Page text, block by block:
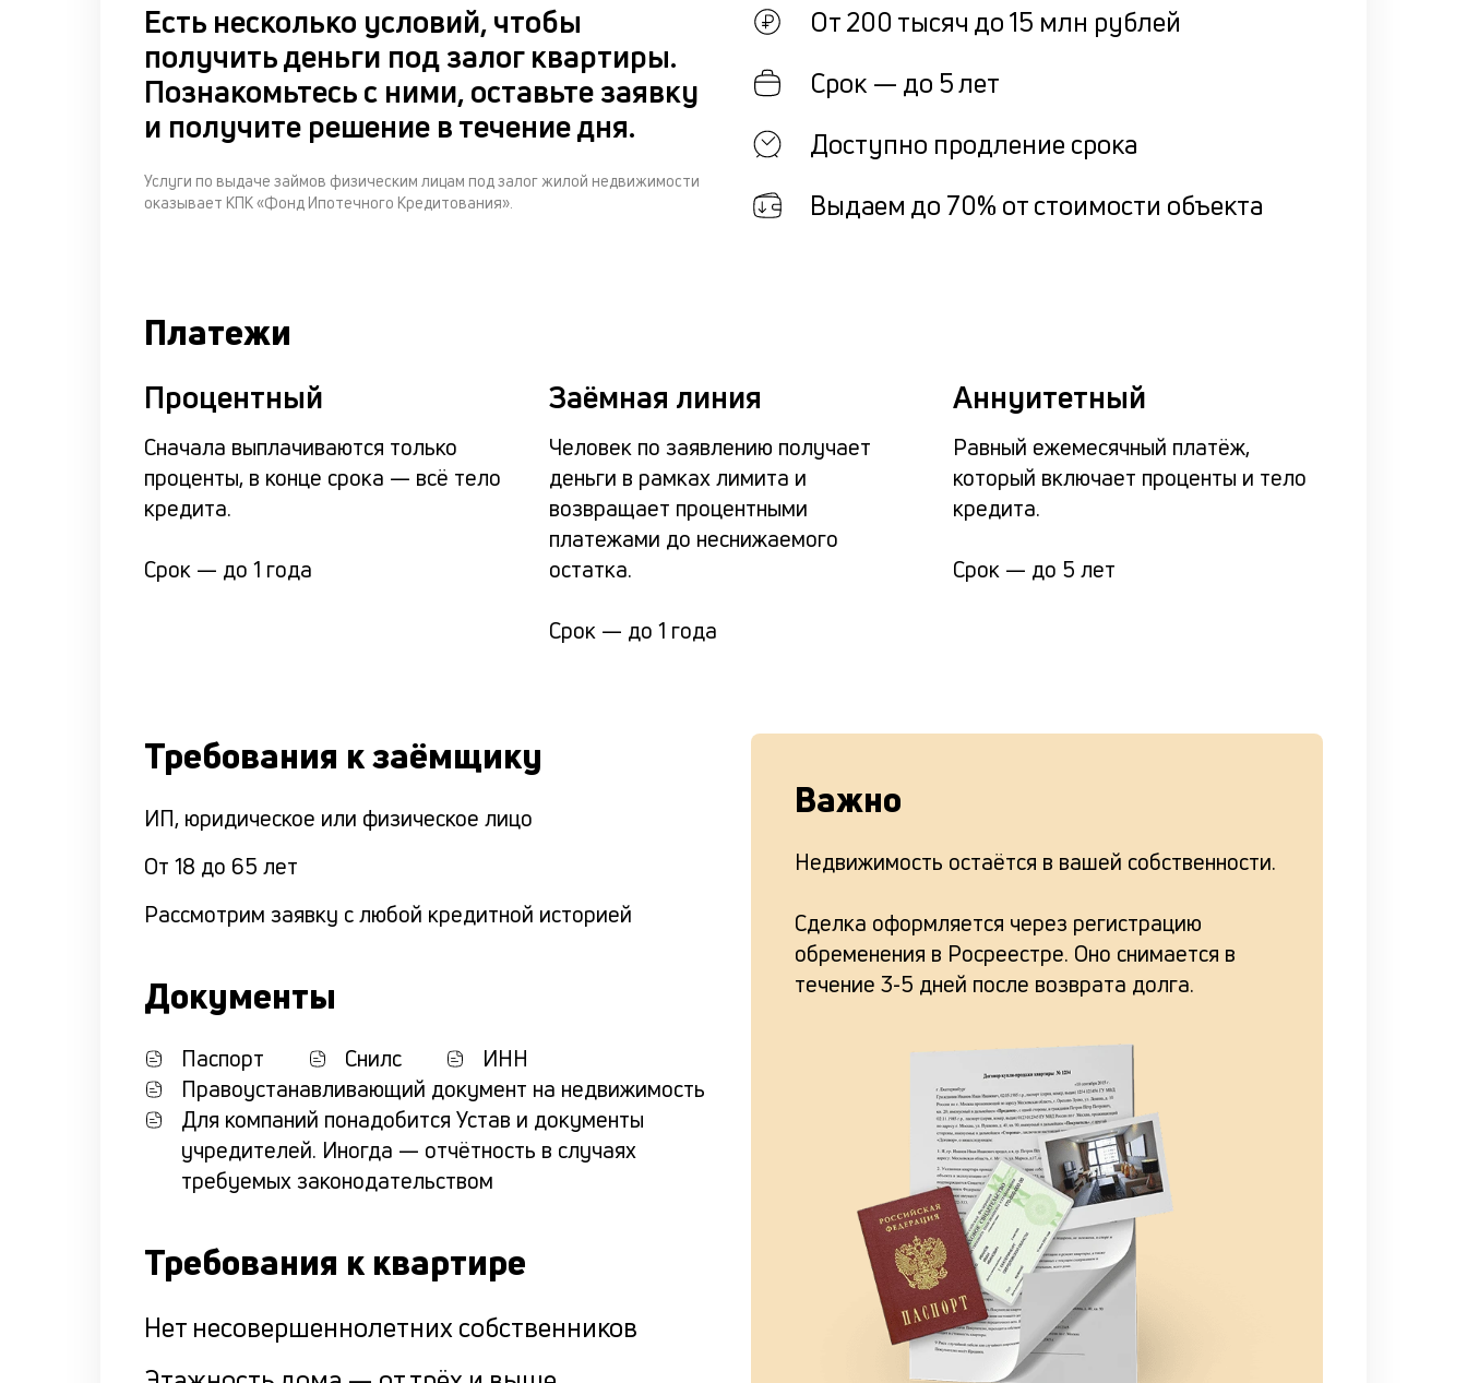
Есть несколько условий, чтобы
получить деньги под залог квартиры.
Познакомьтесь с ними, оставьте заявку
и получите решение в течение дня.
Услуги по выдаче займов физическим лицам под залог жилой недвижимости
оказывает КПК «Фонд Ипотечного Кредитования».
От 200 тысяч до 15 млн рублей
Срок — до 5 лет
Доступно продление срока
Выдаем до 70% от стоимости объекта
Платежи
Процентный
Сначала выплачиваются только
проценты, в конце срока — всё тело
кредита.
Срок — до 1 года
Заёмная линия
Человек по заявлению получает
деньги в рамках лимита и
возвращает процентными
платежами до неснижаемого
остатка.
Срок — до 1 года
Аннуитетный
Равный ежемесячный платёж,
который включает проценты и тело
кредита.
Срок — до 5 лет
Требования к заёмщику
ИП, юридическое или физическое лицо
От 18 до 65 лет
Рассмотрим заявку с любой кредитной историей
Документы
Паспорт Снилс
ИНН
Правоустанавливающий документ на недвижимость
Для компаний понадобится Устав и документы
учредителей. Иногда — отчётность в случаях
требуемых законодательством
Требования к квартире
Нет несовершеннолетних собственников
Важно
Недвижимость остаётся в вашей собственности.
Сделка оформляется через регистрацию
обременения в Росреестре. Оно снимается в
течение 3-5 дней после возврата долга.